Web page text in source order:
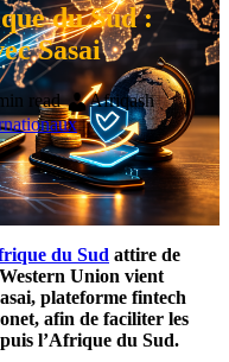
du Sud :
Sasai
read
Afriqash
du Sud attire de
Union vient
plateforme fintech
afin de faciliter les
l’Afrique du Sud.